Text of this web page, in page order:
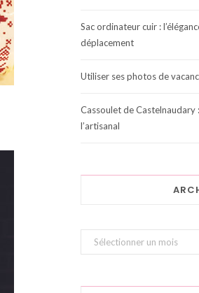
Sac ordinateur cuir :
déplacement
Utiliser ses photos de
Cassoulet de Castelnaudary
l’artisanal
Archives